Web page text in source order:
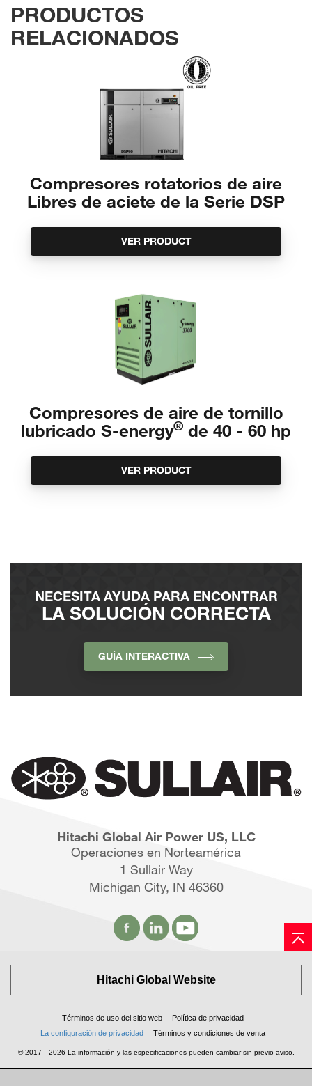
PRODUCTOS
RELACIONADOS
Compresores rotatorios de aire
Libres de aciete de la Serie DSP
VER PRODUCT
Compresores de aire de tornillo
lubricado S-energy® de 40 - 60 hp
VER PRODUCT
NECESITA AYUDA PARA ENCONTRAR
LA SOLUCIÓN CORRECTA
GUÍA INTERACTIVA
Hitachi Global Air Power US, LLC
Operaciones en Norteamérica
1 Sullair Way
Michigan City, IN 46360
Hitachi Global Website
Términos de uso del sitio web
Política de privacidad
La configuración de privacidad
Términos y condiciones de venta
© 2017—2026 La información y las especificaciones pueden cambiar sin previo aviso.